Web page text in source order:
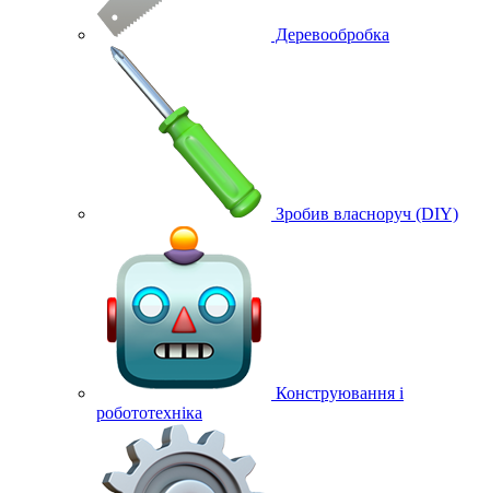
Деревообробка
Зробив власноруч (DIY)
Конструювання і
робототехніка